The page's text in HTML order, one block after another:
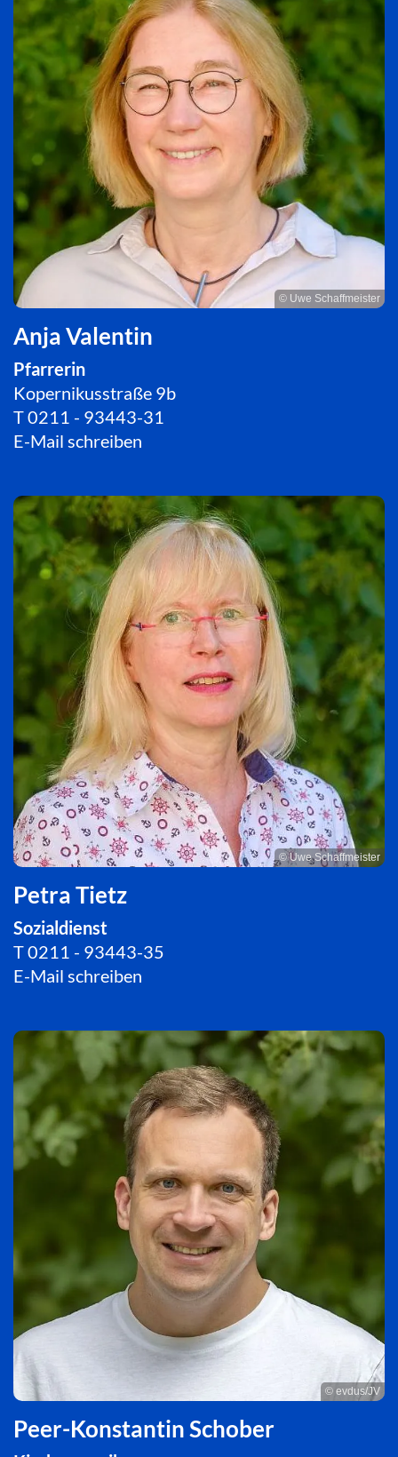
© Uwe Schaffmeister
Anja Valentin
Pfarrerin
Kopernikusstraße 9b
T0211 - 93443-31
E-Mail schreiben
© Uwe Schaffmeister
Petra Tietz
Sozialdienst
T0211 - 93443-35
E-Mail schreiben
© evdus/JV
Peer-Konstantin Schober